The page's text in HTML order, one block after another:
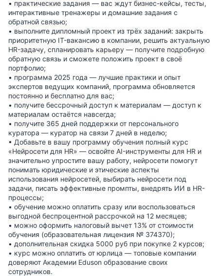
• практические задания — вас ждут бизнес-кейсы, тесты,
интерактивные тренажеры и домашние задания с
обратной связью;
• выполните дипломный проект из трёх заданий: закрыть
приоритетную IT-вакансию в компании, решить актуальную
HR-задачу, спланировать карьеру — получите подробную
обратную связь и сможете положить проект в своё
портфолио;
• программа 2025 года — лучшие практики и опыт
экспертов ведущих компаний, программа обновляется
постоянно и бесплатно для вас;
• получите бессрочный доступ к материалам — доступ к
материалам остаётся навсегда;
• получите 365 дней поддержки от персонального
куратора — куратор на связи 7 дней в неделю;
• Добавьте в вашу программу обучения полный курс
«Нейросети для HR» — освойте AI-инструменты для HR и
значительно упростите вашу работу, нейросети помогут
понимать юридические и этические аспекты
использования нейросетей, выбирать нейросети под
задачи, писать эффективные промпты, внедрять ИИ в HR-
процессы;
• обучение можно оплатить сразу или воспользоваться
выгодной беспроцентной рассрочкой на 12 месяцев;
• можно оформить налоговый вычет 13% от стоимости
обучения (образовательная лицензия № 374370);
• дополнительная скидка 5000 руб при покупке 2 курсов;
• курс можно оплатить от юрлица — топовые компании
доверяют Академии Eduson образование своих
сотрудников.